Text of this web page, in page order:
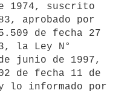
1974, suscrito
aprobado por
de fecha 27
la Ley N°
junio de 1997,
de fecha 11 de
lo informado por